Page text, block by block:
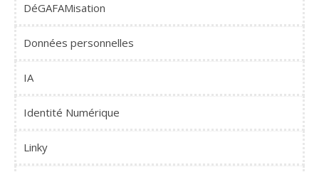
DéGAFAMisation
Données personnelles
IA
Identité Numérique
Linky